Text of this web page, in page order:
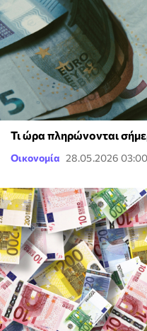
Τι ώρα πληρώνονται
Οικονομία 28.05.2026 03:00